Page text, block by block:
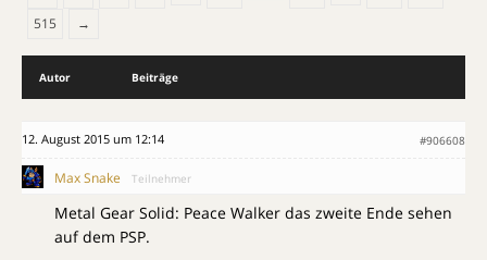
515
→
Autor Beiträge
12. August 2015 um 12:14 #906608
Max Snake Teilnehmer
Metal Gear Solid: Peace Walker das zweite Ende sehen
auf dem PSP.